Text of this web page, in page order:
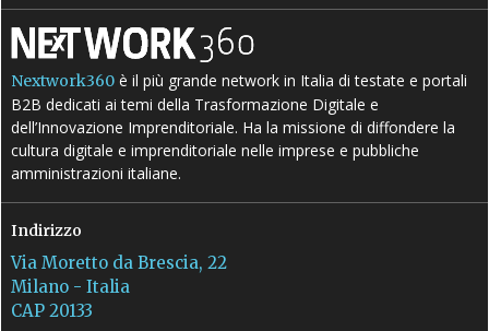
Nextwork360 è il più grande network in Italia di testate e portali
B2B dedicati ai temi della Trasformazione Digitale e
dell’Innovazione Imprenditoriale. Ha la missione di diffondere la
cultura digitale e imprenditoriale nelle imprese e pubbliche
amministrazioni italiane.
Indirizzo
Via Moretto da Brescia, 22
Milano - Italia
CAP 20133